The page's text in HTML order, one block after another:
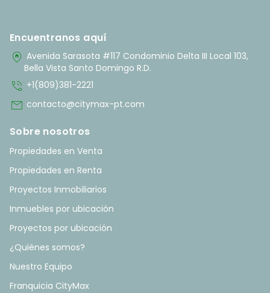
Encuentranos aquí
home_pin Avenida Sarasota #117 Condominio Delta III Local 103,
Bella Vista Santo Domingo R.D.
phone_in_talk +1(809)381-2221
mail contacto@citymax-pt.com
Sobre nosotros
Propiedades en Venta
Propiedades en Renta
Proyectos Inmobiliarios
Inmuebles por ubicación
Proyectos por ubicación
¿Quiénes somos?
Nuestro Equipo
Franquicia CityMax